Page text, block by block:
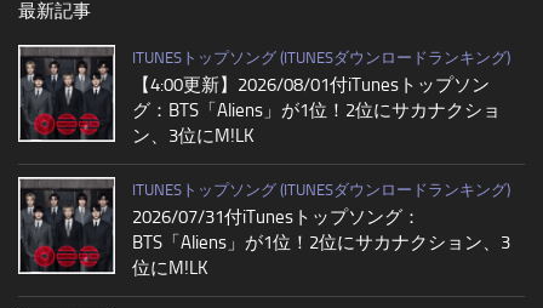
最新記事
ITUNESトップソング (ITUNESダウンロードランキング)
【4:00更新】2026/08/01付iTunesトップソン
グ：BTS「Aliens」が1位！2位にサカナクショ
ン、3位にM!LK
ITUNESトップソング (ITUNESダウンロードランキング)
2026/07/31付iTunesトップソング：
BTS「Aliens」が1位！2位にサカナクション、3
位にM!LK